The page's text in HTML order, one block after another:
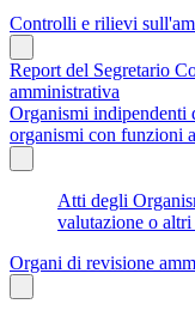
Controlli e rilievi
Report del Segretario
amministrativa
Organismi indipendenti
organismi con funzioni
Atti degli
valutazione o
Organi di revisione